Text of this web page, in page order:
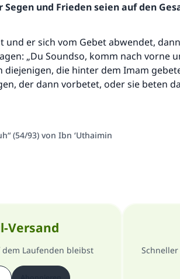
Segen und Frieden seien auf den
und er sich vom Gebet abwendet,
„Du Soundso, komm nach vorne
diejenigen, die hinter dem Imam
der dann vorbetet, oder sie beten
(54/93) von Ibn ‘Uthaimin
Versand
dem Laufenden bleibst
110845 rettete eine Ehe.
die Arbeit von Islam Q&A
Segen und Frieden auf ihm- sagte:
hat den Lohn desjenigen, der sie